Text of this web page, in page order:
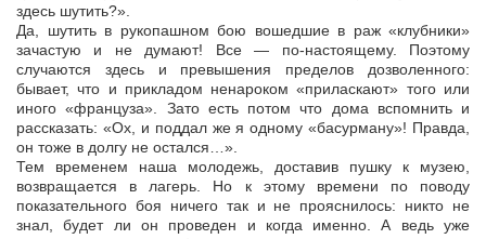
здесь шутить?».
Да, шутить в рукопашном бою вошедшие в раж «клубники»
зачастую и не думают! Все — по-настоящему. Поэтому
случаются здесь и превышения пределов дозволенного:
бывает, что и прикладом ненароком «приласкают» того или
иного «француза». Зато есть потом что дома вспомнить и
рассказать: «Ох, и поддал же я одному «басурману»! Правда,
он тоже в долгу не остался…».
Тем временем наша молодежь, доставив пушку к музею,
возвращается в лагерь. Но к этому времени по поводу
показательного боя ничего так и не прояснилось: никто не
знал, будет ли он проведен и когда именно. А ведь уже